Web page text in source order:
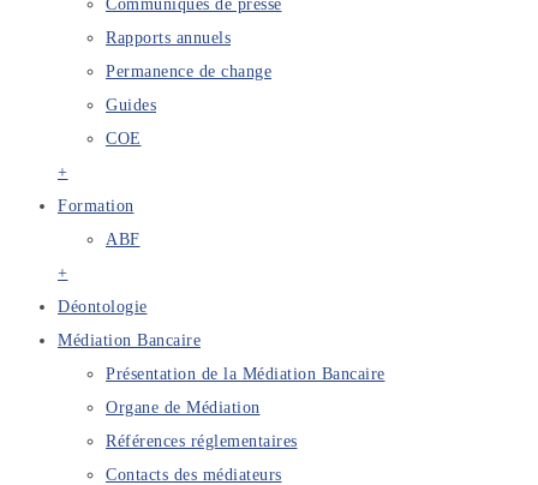
Communiqués de presse
Rapports annuels
Permanence de change
Guides
COE
+
Formation
ABF
+
Déontologie
Médiation Bancaire
Présentation de la Médiation Bancaire
Organe de Médiation
Références réglementaires
Contacts des médiateurs